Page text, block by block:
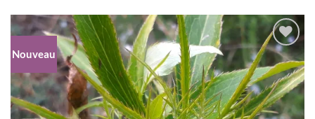
Nouveau
AJOUTER
À MA
LISTE
D’ENVIES...